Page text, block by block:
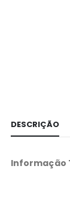
DESCRIÇÃO
Informação